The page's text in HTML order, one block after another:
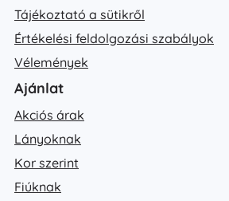
Tájékoztató a sütikről
Értékelési feldolgozási szabályok
Vélemények
Ajánlat
Akciós árak
Lányoknak
Kor szerint
Fiúknak